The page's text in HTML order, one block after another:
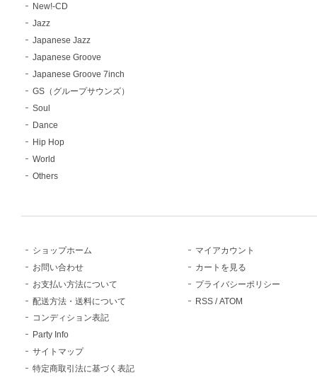
New!-CD
Jazz
Japanese Jazz
Japanese Groove
Japanese Groove 7inch
GS（グループサウンズ）
Soul
Dance
Hip Hop
World
Others
ショップホーム
お問い合わせ
お支払い方法について
配送方法・送料について
コンディション表記
Party Info
サイトマップ
特定商取引法に基づく表記
マイアカウント
カートを見る
プライバシーポリシー
RSS /ATOM